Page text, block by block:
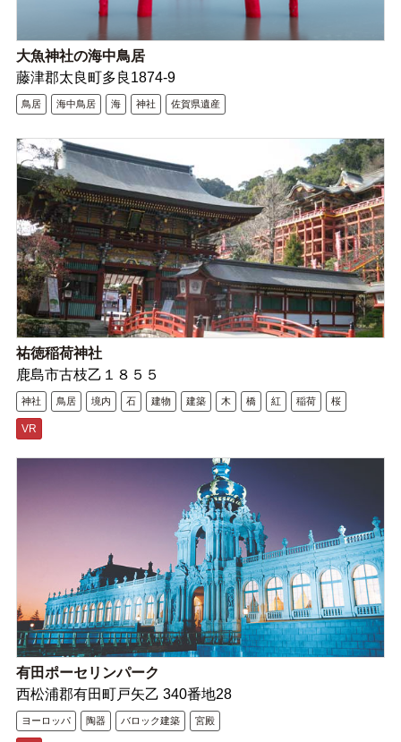
大魚神社の海中鳥居
藤津郡太良町多良1874-9
鳥居 海中鳥居 海 神社 佐賀県遺産
祐徳稲荷神社
鹿島市古枝乙１８５５
神社 鳥居 境内 石 建物 建築 木 橋 紅 稲荷 桜
VR
有田ポーセリンパーク
西松浦郡有田町戸矢乙 340番地28
ヨーロッパ 陶器 バロック建築 宮殿